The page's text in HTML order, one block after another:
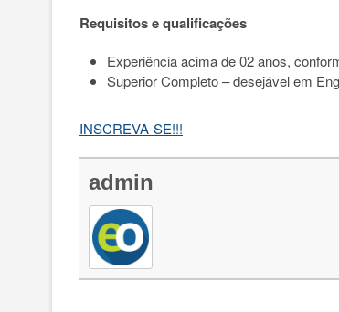
Requisitos e qualificações
Experiência acima de 02 anos,
Superior Completo – desejável em
INSCREVA-SE!!!
admin